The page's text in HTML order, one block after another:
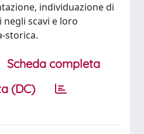
individuazione di
scavi e loro
storica.
Scheda completa
(DC)